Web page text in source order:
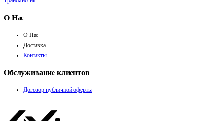
О Нас
О Нас
Доставка
Контакты
Обслуживание клиентов
Договор публичной оферты